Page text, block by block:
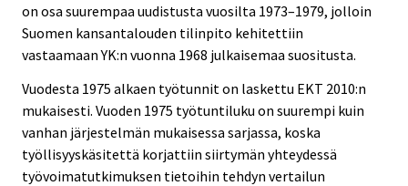
on osa suurempaa uudistusta vuosilta 1973–1979, jolloin
Suomen kansantalouden tilinpito kehitettiin
vastaamaan YK:n vuonna 1968 julkaisemaa suositusta.
Vuodesta 1975 alkaen työtunnit on laskettu EKT 2010:n
mukaisesti. Vuoden 1975 työtuntiluku on suurempi kuin
vanhan järjestelmän mukaisessa sarjassa, koska
työllisyyskäsitettä korjattiin siirtymän yhteydessä
työvoimatutkimuksen tietoihin tehdyn vertailun